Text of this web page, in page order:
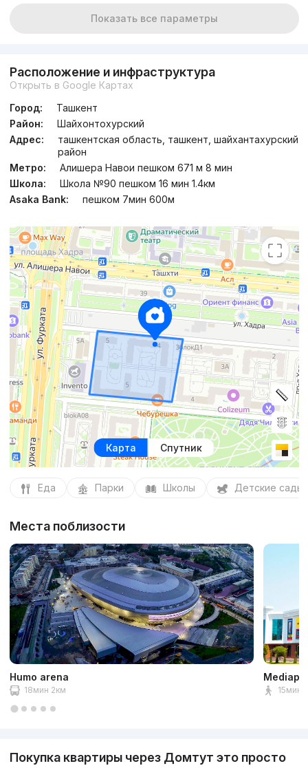
Показать все параметры
Расположение и инфраструктура
Открыть в Google Картах
Город:
Ташкент
Район:
Шайхонтохурский
Адрес:
ташкентская область, ташкент, шайхантахурский
район
Метро:
Алишера Навои пешком 671 м 8 мин
Школа:
Школа №90 пешком 16 мин 1.4км
Asaka Bank:
пешком 7мин 600м
Карта Спутник
Еда Парки Школы Детские сады
Места поблизости
Humo arena
18мин 2км 15мин
Покупка квартиры через Домтут это просто